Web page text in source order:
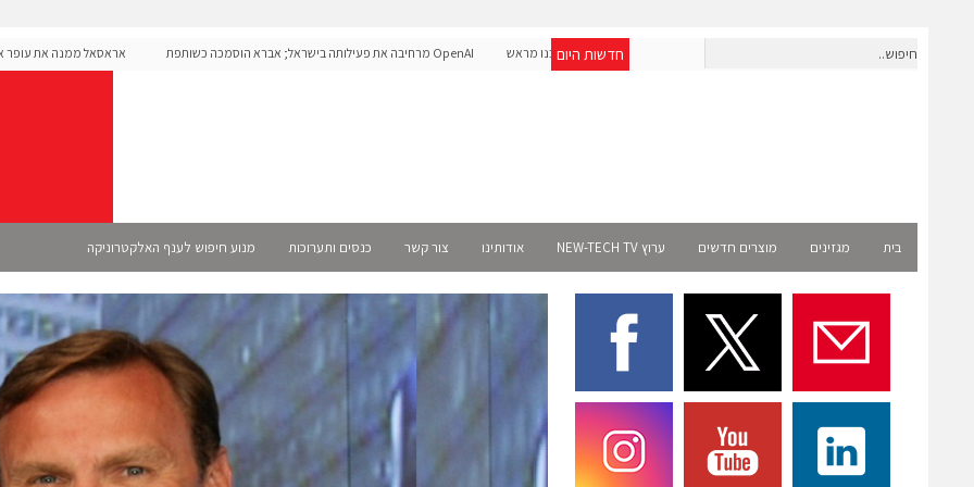
חדשות היום
חברת IAIG גייסה 6 מיליון דולר להקמת חברות תוכנה שנבנו מראש
OpenAI מרחיבה את פעילותה בישראל; אברא הוסמכה כשותפת
אראסאל ממנה את עופר
בית מגזינים מוצרים חדשים ערוץ NEW-TECH TV אודותינו צור קשר כנסים ותערוכות מנוע חיפוש לענף האלקטרוניקה